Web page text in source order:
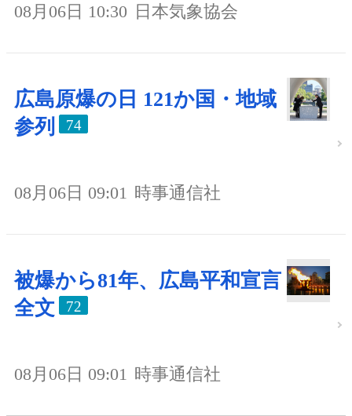
08月06日 10:30 日本気象協会
広島原爆の日 121か国・地域
参列
74
08月06日 09:01 時事通信社
被爆から81年、広島平和宣言
全文
72
08月06日 09:01 時事通信社